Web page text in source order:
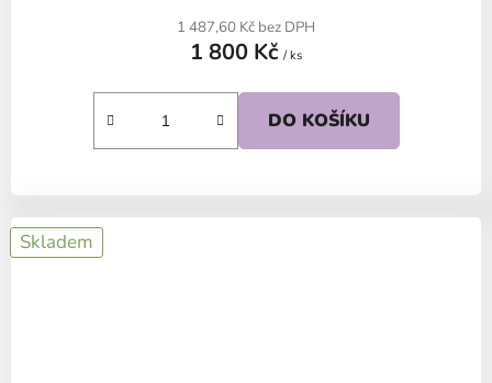
1 487,60 Kč bez DPH
1 800 Kč / ks
DO KOŠÍKU
Skladem